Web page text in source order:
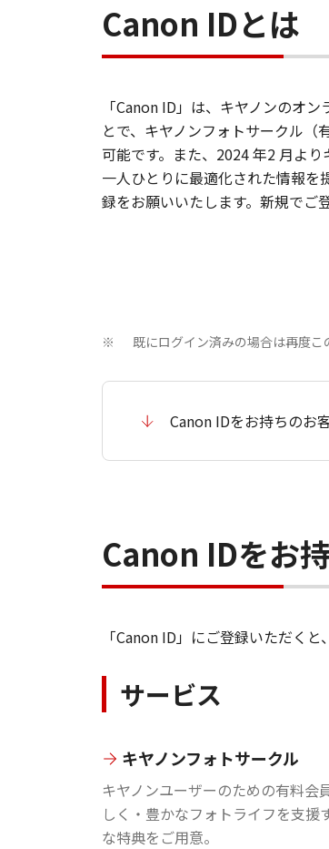
Canon IDとは
「Canon ID」は、キヤノンのオ
とで、キヤノンフォトサークル
可能です。また、2024 年2 月よ
一人ひとりに最適化された情報を
録をお願いいたします。新規でご
※ 既にログイン済みの場合は再度こ
Canon IDをお持ちのお
Canon IDをお
「Canon ID」にご登録いただく
サービス
キヤノンフォトサークル
キヤノンユーザーのための有料会
しく・豊かなフォトライフを支援
な特典をご用意。